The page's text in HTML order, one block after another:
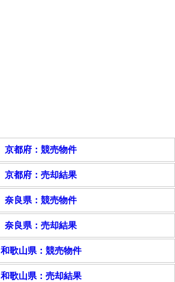
京都府：競売物件
京都府：売却結果
奈良県：競売物件
奈良県：売却結果
和歌山県：競売物件
和歌山県：売却結果